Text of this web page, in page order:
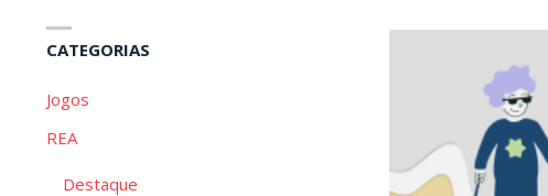
CATEGORIAS
Jogos
REA
Destaque